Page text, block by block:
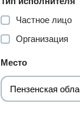
Частное лицо
Организация
Место